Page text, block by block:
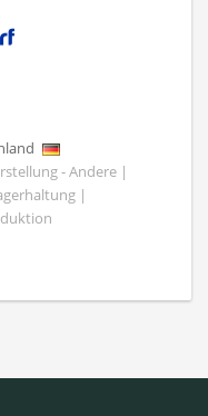
- Andere |
|